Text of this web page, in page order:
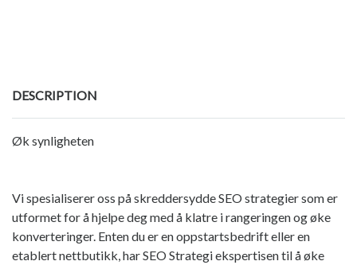
DESCRIPTION
Øk synligheten
Vi spesialiserer oss på skreddersydde SEO strategier som er
utformet for å hjelpe deg med å klatre i rangeringen og øke
konverteringer. Enten du er en oppstartsbedrift eller en
etablert nettbutikk, har SEO Strategi ekspertisen til å øke